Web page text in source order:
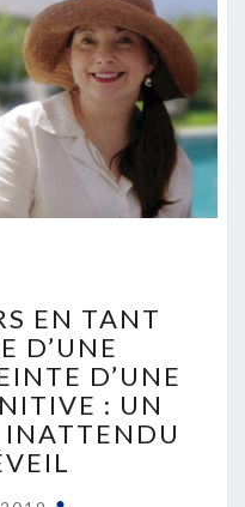
EN TANT
D’UNE
D’UNE
: UN